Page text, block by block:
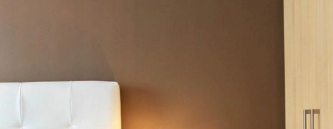
ZWIERZĘTA W NATURZE
ZWYCZAJE ZRÓB TO SAM ŚNIADANIA